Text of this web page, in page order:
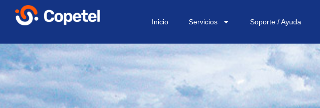
Inicio Servicios Soporte / Ayuda